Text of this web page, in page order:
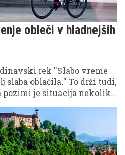
obleči v hladnejših
rek ''Slabo vreme
slaba oblačila.'' To drži tudi,
pozimi je situacija nekoliko
reči, kaj je treba obleči, saj
Skrivnost ni v
ampak plastenju oz. da se
na različne razmere.
dovolj.